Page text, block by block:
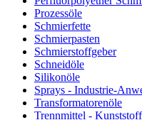
Prozessöle
Schmierfette
Schmierpasten
Schmierstoffgeber
Schneidöle
Silikonöle
Sprays - Industrie-
Transformatorenöle
Trennmittel -